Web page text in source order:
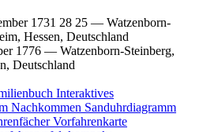
1731 28 25 — Watzenborn-
Hessen, Deutschland
1776 — Watzenborn-Steinberg,
Deutschland
Interaktives
Nachkommen Sanduhrdiagramm
Vorfahrenkarte